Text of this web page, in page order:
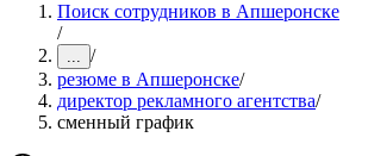
Поиск сотрудников в Апшеронске
/
... /
резюме в Апшеронске/
директор рекламного агентства/
сменный график